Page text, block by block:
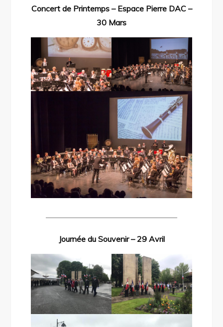
Concert de Printemps – Espace Pierre DAC –
30 Mars
————————————————–
Journée du Souvenir – 29 Avril